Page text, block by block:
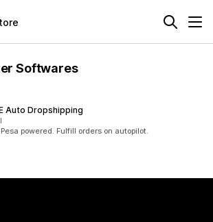
Softwares
Auto Dropshipping
powered. Fulfill orders on autopilot.